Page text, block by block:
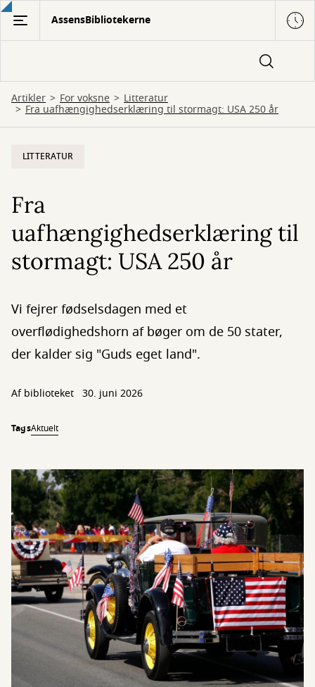
Gå
hovedindhold
AssensBibliotekerne
Artikler For voksne Litteratur
Fra uafhængighedserklæring til stormagt: USA 250 år
LITTERATUR
Fra
uafhængighedserklæring til
stormagt: USA 250 år
Vi fejrer fødselsdagen med et
overflødighedshorn af bøger om de 50 stater,
der kalder sig "Guds eget land".
Af biblioteket 30. juni 2026
TagsAktuelt